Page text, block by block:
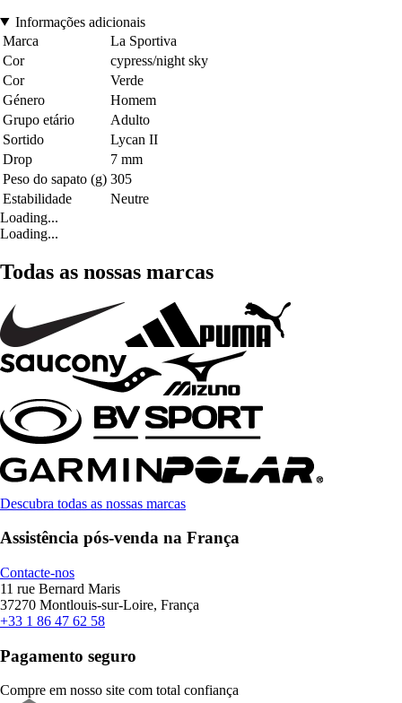
Informações adicionais
Marca
La Sportiva
Cor
cypress/night sky
Cor
Verde
Género
Homem
Grupo etário
Adulto
Sortido
Lycan II
Drop
7 mm
Peso do sapato (g) 305
Estabilidade
Neutre
Loading...
Loading...
Todas as nossas marcas
Descubra todas as nossas marcas
Assistência pós-venda na França
Contacte-nos
11 rue Bernard Maris
37270 Montlouis-sur-Loire, França
+33 1 86 47 62 58
Pagamento seguro
Compre em nosso site com total confiança